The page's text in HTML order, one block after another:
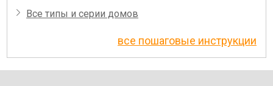
Все типы и серии домов
все пошаговые инструкции